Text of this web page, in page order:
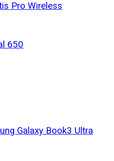
Pro Wireless
650
Galaxy Book3 Ultra